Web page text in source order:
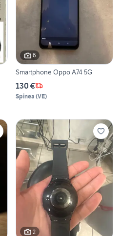
6
Smartphone Oppo A74 5G
130 €
Spinea (VE)
2